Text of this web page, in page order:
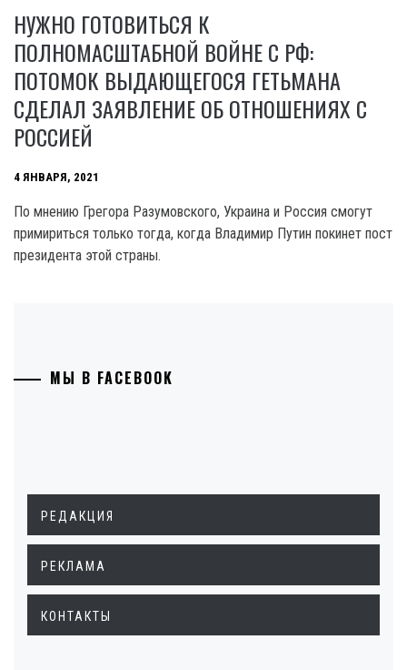
НУЖНО ГОТОВИТЬСЯ К
ПОЛНОМАСШТАБНОЙ ВОЙНЕ С РФ:
ПОТОМОК ВЫДАЮЩЕГОСЯ ГЕТЬМАНА
СДЕЛАЛ ЗАЯВЛЕНИЕ ОБ ОТНОШЕНИЯХ С
РОССИЕЙ
4 ЯНВАРЯ, 2021
По мнению Грегора Разумовского, Украина и Россия смогут
примириться только тогда, когда Владимир Путин покинет пост
президента этой страны.
МЫ В FACEBOOK
РЕДАКЦИЯ
РЕКЛАМА
КОНТАКТЫ